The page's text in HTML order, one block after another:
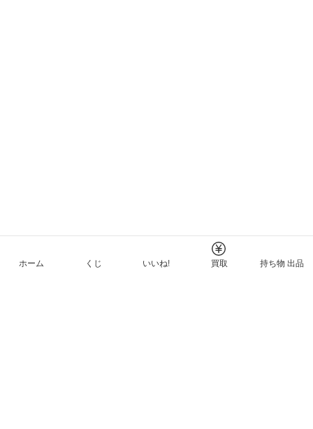
ホーム くじ いいね! 買取 持ち物 出品